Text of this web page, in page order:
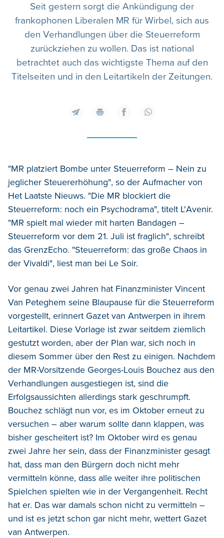
Seit gestern sorgt die Ankündigung der
frankophonen Liberalen MR für Wirbel, sich aus
den Verhandlungen über die Steuerreform
zurückziehen zu wollen. Das ist national
betrachtet auch das wichtigste Thema auf den
Titelseiten und in den Leitartikeln der Zeitungen.
"MR platziert Bombe unter Steuerreform – Nein zu
jeglicher Steuererhöhung", so der Aufmacher von
Het Laatste Nieuws. "Die MR blockiert die
Steuerreform: noch ein Psychodrama", titelt L'Avenir.
"MR spielt mal wieder mit harten Bandagen –
Steuerreform vor dem 21. Juli ist fraglich", schreibt
das GrenzEcho. "Steuerreform: das große Chaos in
der Vivaldi", liest man bei Le Soir.
Vor genau zwei Jahren hat Finanzminister Vincent
Van Peteghem seine Blaupause für die Steuerreform
vorgestellt, erinnert Gazet van Antwerpen in ihrem
Leitartikel. Diese Vorlage ist zwar seitdem ziemlich
gestutzt worden, aber der Plan war, sich noch in
diesem Sommer über den Rest zu einigen. Nachdem
der MR-Vorsitzende Georges-Louis Bouchez aus den
Verhandlungen ausgestiegen ist, sind die
Erfolgsaussichten allerdings stark geschrumpft.
Bouchez schlägt nun vor, es im Oktober erneut zu
versuchen – aber warum sollte dann klappen, was
bisher gescheitert ist? Im Oktober wird es genau
zwei Jahre her sein, dass der Finanzminister gesagt
hat, dass man den Bürgern doch nicht mehr
vermitteln könne, dass alle weiter ihre politischen
Spielchen spielten wie in der Vergangenheit. Recht
hat er. Das war damals schon nicht zu vermitteln –
und ist es jetzt schon gar nicht mehr, wettert Gazet
van Antwerpen.